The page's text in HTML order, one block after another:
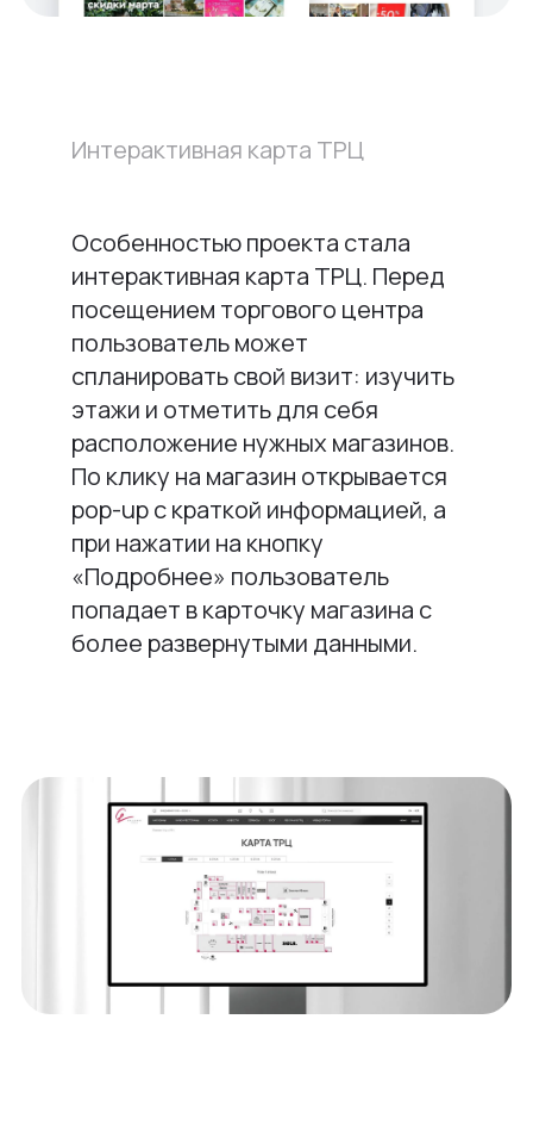
Интерактивная карта ТРЦ
Особенностью проекта стала
интерактивная карта ТРЦ. Перед
посещением торгового центра
пользователь может
спланировать свой визит: изучить
этажи и отметить для себя
расположение нужных магазинов.
По клику на магазин открывается
pop-up с краткой информацией, а
при нажатии на кнопку
«Подробнее» пользователь
попадает в карточку магазина с
более развернутыми данными.